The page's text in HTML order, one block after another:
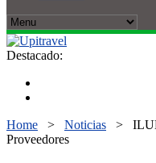
Destacado:
Home > Noticias >
Proveedores